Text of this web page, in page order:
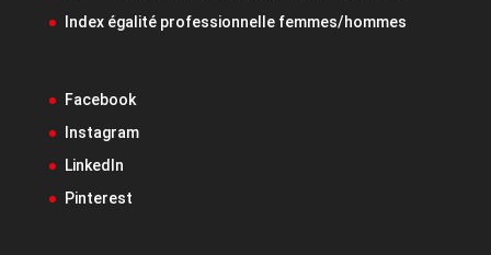
Index égalité professionnelle femmes/hommes
Facebook
Instagram
LinkedIn
Pinterest